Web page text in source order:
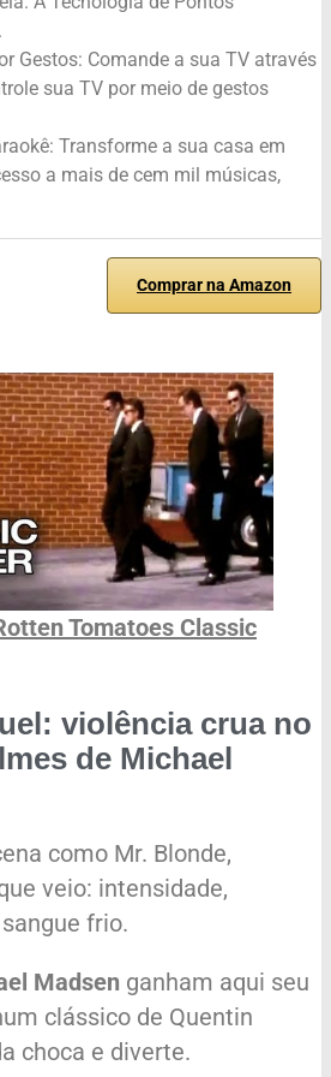
Gestos: Comande a sua TV através
sua TV por meio de gestos
Transforme a sua casa em
a mais de cem mil músicas,
Comprar na Amazon
Tomatoes Classic
violência crua no
de Michael
como Mr. Blonde,
veio: intensidade,
frio.
Madsen ganham aqui seu
clássico de Quentin
choca e diverte.